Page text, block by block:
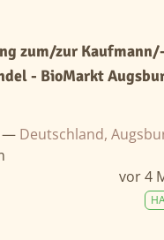
zum/zur
- BioMarkt
— Deutschland,
vor 4